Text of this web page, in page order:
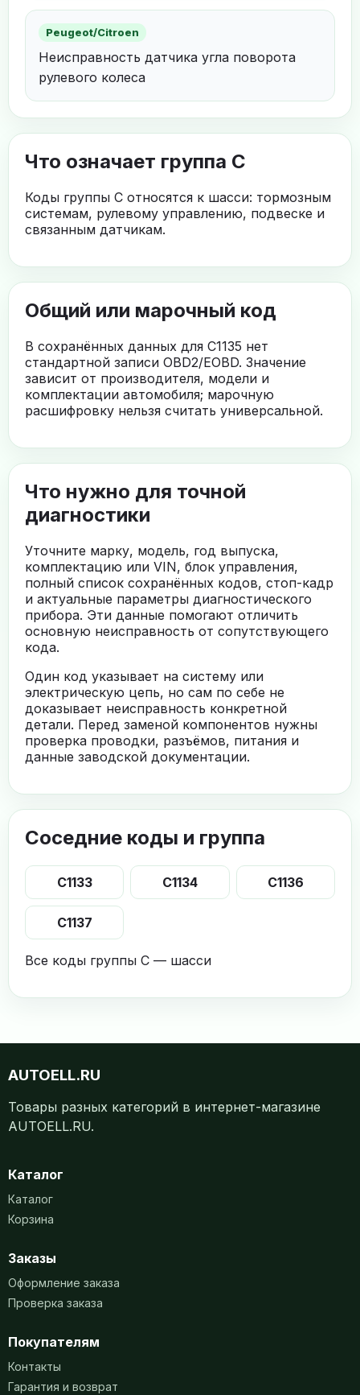
Peugeot/Citroen
Неисправность датчика угла поворота
рулевого колеса
Что означает группа C
Коды группы C относятся к шасси: тормозным
системам, рулевому управлению, подвеске и
связанным датчикам.
Общий или марочный код
В сохранённых данных для C1135 нет
стандартной записи OBD2/EOBD. Значение
зависит от производителя, модели и
комплектации автомобиля; марочную
расшифровку нельзя считать универсальной.
Что нужно для точной
диагностики
Уточните марку, модель, год выпуска,
комплектацию или VIN, блок управления,
полный список сохранённых кодов, стоп-кадр
и актуальные параметры диагностического
прибора. Эти данные помогают отличить
основную неисправность от сопутствующего
кода.
Один код указывает на систему или
электрическую цепь, но сам по себе не
доказывает неисправность конкретной
детали. Перед заменой компонентов нужны
проверка проводки, разъёмов, питания и
данные заводской документации.
Соседние коды и группа
C1133 C1134 C1136
C1137
Все коды группы C — шасси
AUTOELL.RU
Товары разных категорий в интернет-магазине
AUTOELL.RU.
Каталог
Каталог
Корзина
Заказы
Оформление заказа
Проверка заказа
Покупателям
Контакты
Гарантия и возврат